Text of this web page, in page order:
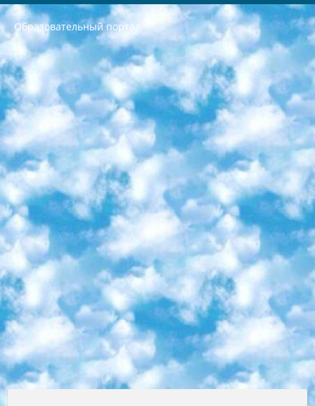
Образовательный портал
РЕСПУБЛИКА УЗБЕКИСТАН МИНИСТРЕРСТВО ДОШКОЛЬНОГО И ШКОЛЬНОГО ОБРАЗОВАНИЯ КОМАНДА в общеобразовательных учреждениях в 2023-2024 учебном году организация и проведение итоговой государственной аттестации обучающихся о Министра дошкольного и школьного образования Республики Узбекистан от 4 марта 2008 года (постановлением Минюста от 20 марта 2008 года № 1778 государственной регистрации) «Итоговое состояние учащихся общего среднего образования на основании положения об утверждении положения об аттестации общего среднего образования выпускной экзамен студентов в образовательных учреждениях в 2023-2024 учебном году В целях организации и прохождения аттестации приказываю: 1. Следующее: перечень предметов, по которым будет проводиться итоговая государственная аттестация и экзамен формы перевода согласно приложению 1; сертификаты международного образца, оценивающие уровень владения иностранными языками перечень согласно приложению 2; 2. Педагогический при специализированных образовательных учреждениях. научно-практический центр квалификации и международной оценки (Д.Давидова) 2024 г. До 25 марта: задания по предметам, по которым будет проводиться итоговая аттестация разработка и утверждение технических условий; итоговая аттестация на основании разработанного предметного задания разработка вопросов по предметам (устно и письменно), экзамен передача; общеобразовательные средние школы и специальные учебные заведения учащиеся выпускных классов школ и интернатов в агентской системе подготовка базы данных экзаменационных материалов и критериев оценки; перевод базы экзаменационных материалов на все языки обучения подать в Республиканский образовательный центр для изготовления; варианты экзаменов на основе разработанных контрольных материалов пусть будут поставлены задачи формирования. 3. Республиканский образовательный центр (Ш.Худайкулов) до 5 апреля 2024 года. до: база данных предоставленных экзаменационных материалов на все языки обучения перевод и экспертиза; для слепых, слабовидящих, глухих, слабослышащих и умственно отсталых детей учащиеся выпускных классов специализированных школ и школ-интернатов база данных экзаменационных материалов на всех преподаваемых языках подготовка критериев оценки; специализированные школы для умственно отсталых детей и технологии для учащихся выпускных классов школ-интернатов разработка соответствующих рекомендаций и критериев проведения ЕГЭ по естествознанию давать задания. 4. Педагогический при специализированных образовательных учреждениях. Научно-практический центр навыков и международной оценки (Д.Давидова), Республика образовательный центр (Худайкулов Ш.) итоговый государственный аттестационный экзамен ориентирован на творческое и логическое мышление при подготовке базы материалов учитывать введение заданий. 5. Следует отметить, что: сертификат государственного образца о знании общеобразовательного предмета и как минимум национальный уровень B1 по предметам на иностранных языках, указанным в Приложении 2. или международно признанный сертификат эквивалентного уровня студенты, изучающие определенный предмет, освобождаются от экзамена; по соответствующим предметам запланирована итоговая государственная аттестация за день до дня, путем жеребьевки Рабочей группой (в письменной форме по предметам, проводимым в форме) из числа сформированных вариантов выбрано 2 варианта; 2 выбранных варианта экзамена анонсированы на официальном сайте министерства и все выпускники по всей стране на основе этих вариантов проводит итоговую государственную аттестацию. 6. Государственное образование учащихся средних общеобразовательных учреждений. знания в соответствии с квалификационными требованиями, которые необходимо приобрести на основании стандартов итоговый (выпускной) контроль для 9 и 11 классов в целях тестирования Экзамены (далее – экзамены) состоят из предметов, перечисленных в приложении 1. будет сделано. 7. Экзамены пройдут с 26 мая по 15 июня 2024 г. (кроме науки физического воспитания). 8. Физическая для учащихся 9 классов общесредних образовательных учреждений. Экзамены по предмету «Образование, квалификация медицина» 1-6 мая 2024 года. сотрудники перевести под присмотр (с отклонениями в физическом или умственном развитии) специализированная школа для детей, школы-интернаты и со сколиозом школы-интернаты санаторного типа для больных детей исключены). 9. Он был слепым, слабовидящим и имел нарушения опорно-двигательного аппарата. экзамены в специализированных школах и интернатах для детей должны проводиться исходя из требований, предъявляемых к общеобразовательным учреждениям (физкультура кроме науки). 10. Специализированная школа для глухих и слабослышащих детей. и экзамены в интернатах и быть реализован в виде письменного теста по математике. 11. Специальность для умственно отсталых детей. Для 9 класса Родной язык и литературное письмо Государственный язык (язык обучения – узбекский). для неклассов) написано Математическое письмо Письменная/устная история Узбекистана Физическое воспитание практично Итоговый контроль Для 11 класса Написание родного языка и литературы (эссе) Математическое письмо Узбекский язык (обучение на узбекском языке) не посещающее общее среднее образование для учреждений)/Образовательное учреждение выбор письменный и устный Иностранный язык письменный/устный Письменная/устная история Узбекистана *По выбору студента:  Химия  Физика  Основы государственного права  География 10 бесплатных образовательных ресурсов - Мы составили подборку онлайн-проектов с интерактивными упражнениями, видеолекциями и статьями. Они помогут вам обрести новые и освежить старые знания бесплатно. 1. «ИНТУИТ» Старейшая образовательная площадка Рунета. Здесь вы найдёте сотни текстовых и видеокурсов на десятки различных тем — от программирования до психологии. Многие курсы подготовлены российскими университетами и крупными международными компаниями вроде Intel и Microsoft. Самостоятельное обучение бесплатное, но желающие могут оплатить услуги персональных наставников. 2. «Смартия» знакомит с актуальными профессиями и подсказывает, как им обучаться. Выбрав заинтересовавшую вас специальность — SMM-специалист, фотограф, веб-дизайнер или другую, — увидите список необходимых для неё умений. Чтобы вы могли освоить их самостоятельно, для каждого умения площадка отображает подборку ссылок на учебные материалы. Хотя «Смартия» ориентируется на русскоязычную аудиторию, часть контента всё же доступна только на английском. 3. «Лекторий Физтеха» Проект Московского физико-технического института (Физтеха). С его помощью вы можете смотреть онлайн серии лекций, записанные на видео в этом вузе. В числе доступных предметов — физика, биология, химия, информационные технологии и другие. К некоторым лекциям администрация ресурса прилагает готовые конспекты, которые можно скачивать в PDF-формате. 4. ITMOcourses Онлайн-площадка Санкт-Петербургского национального исследовательского университета информационных технологий, механики и оптики (ИТМО). Ресурс предоставляет свободный доступ к курсам, разработанным в этом вузе. Каталог материалов разбит на четыре категории: «Оптические системы и технологии», «Приборостроение и робототехника», «Информационные технологии» и «Биотехнологии». Курсы состоят из видеолекций, интерактивных демонстраций и заданий. 5. «КиберЛенинка» Электронная научная библиотека открытого доступа. Каталог площадки регулярно обрастает текстами статей из различных научных изданий. Сгруппированные по журналам и рубрикам публикации можно читать онлайн или скачивать целиком в PDF-формате. Проект нацелен на популяризацию науки за счёт открытого доступа к качественной информации. 6. «ПостНаука» На этом ресурсе публикуют подборки видеолекций, составленные экспертами из разных отраслей и объединённые общими темами. Среди них, к примеру, есть серии «Биоинформатика и геномика», «Культура средневековой Скандинавии» и Cinema Studies о теории кино. Каждая подборка лекций — логически связанная история, рассказанная экспертом от первого лица. Кроме того, на сайте появляются научно-образовательные статьи и тесты на разные темы. 7. «Newочём» Команда проекта «Newочём» отбирает самые интересные тексты из англоязычных СМИ и переводит те из них, за которые голосуют участники сообщества «ВКонтакте». По большей части это научно-популярные статьи. Редакторы придумывают лишь заголовки, в остальном содержание переводов соответствует оригиналам. Полные тексты можно читать прямо в социальной сети. 8. InternetUrok Онлайн-база материалов по основным дисциплинам школьной программы. Информация на сайте структурирована по классам, предметам и темам (урокам). Каждый урок состоит из видеолекций и конспектов. Есть также интерактивные тренажёры и тесты для закрепления пройденного материала. Даже если вы давно окончили школу, возможность повторить программу старших классов всегда может пригодиться. 9. Edutainme Ещё один ресурс об образовании. В отличие от Newtonew, как мне кажется, Edutainme больше ориентируется на представителей индустрии: педагогов, предпринимателей, разработчиков образовательных проектов. Но и любой, кто просто стремится к саморазвитию, найдёт на сайте много полезного и интересного для себя. Например, информацию о новых курсах и образовательных сервисах. 10. Newtonew Онлайн-медиа об образовании и обучении в широком смысле. Авторы Newtonew пишут об инструментах, заведениях, тактиках и стратегиях, которые помогают учить других и получать новые знания самостоятельно. На этой площадке вы найдёте новости, обзоры, аналитические мат